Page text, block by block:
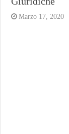
Marzo 17, 2020